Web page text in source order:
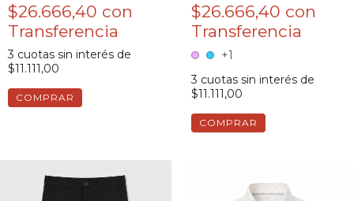
$26.666,40 con
3 cuotas sin interés de
$11.111,00
COMPRAR
$26.666,40 con
+1
3 cuotas sin interés de
$11.111,00
COMPRAR